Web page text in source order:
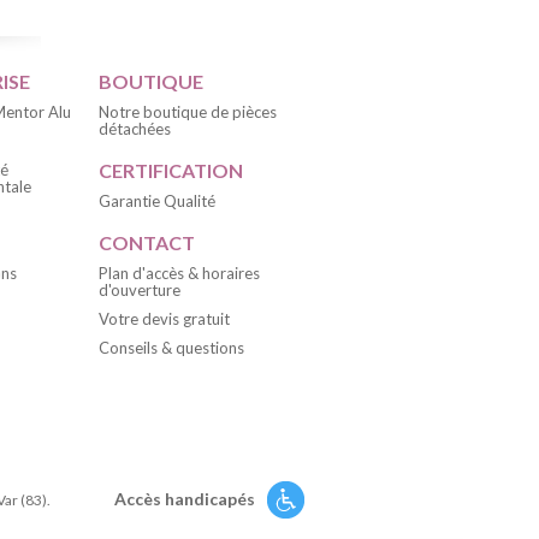
Alu
BOUTIQUE
Notre boutique de pièces
détachées
CERTIFICATION
Garantie Qualité
CONTACT
Plan d'accès & horaires
d'ouverture
Votre devis gratuit
Conseils & questions
(83). Accès handicapés